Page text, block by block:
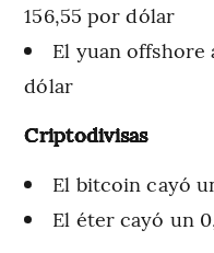
156,55 por dólar
El yuan offshore
dólar
Criptodivisas
El bitcoin cayó
El éter cayó un